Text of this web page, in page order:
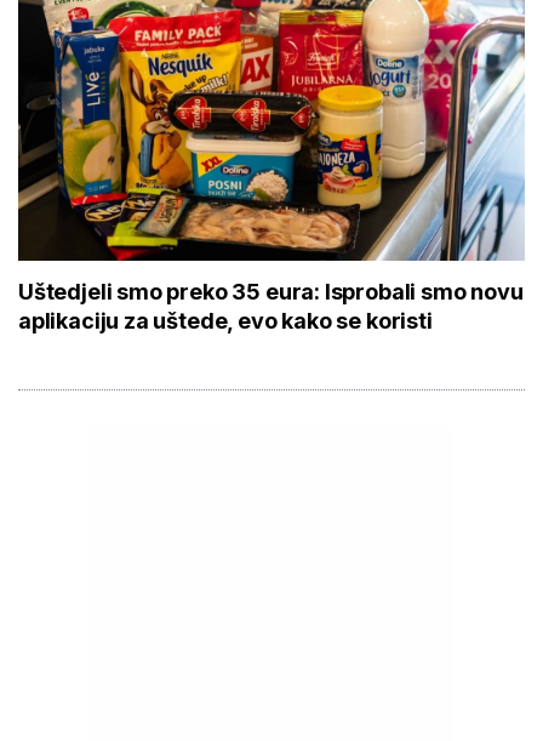
Uštedjeli smo preko 35 eura: Isprobali smo novu
aplikaciju za uštede, evo kako se koristi